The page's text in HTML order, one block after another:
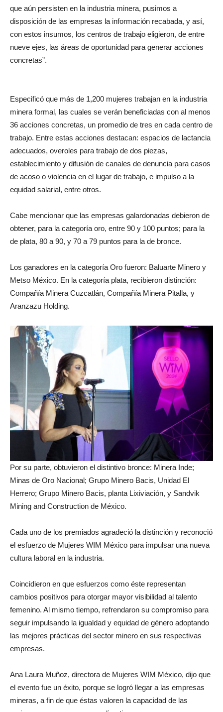
que aún persisten en la industria minera, pusimos a
disposición de las empresas la información recabada, y así,
con estos insumos, los centros de trabajo eligieron, de entre
nueve ejes, las áreas de oportunidad para generar acciones
concretas”.
Especificó que más de 1,200 mujeres trabajan en la industria
minera formal, las cuales se verán beneficiadas con al menos
36 acciones concretas, un promedio de tres en cada centro de
trabajo. Entre estas acciones destacan: espacios de lactancia
adecuados, overoles para trabajo de dos piezas,
establecimiento y difusión de canales de denuncia para casos
de acoso o violencia en el lugar de trabajo, e impulso a la
equidad salarial, entre otros.
Cabe mencionar que las empresas galardonadas debieron de
obtener, para la categoría oro, entre 90 y 100 puntos; para la
de plata, 80 a 90, y 70 a 79 puntos para la de bronce.
Los ganadores en la categoría Oro fueron: Baluarte Minero y
Metso México. En la categoría plata, recibieron distinción:
Compañía Minera Cuzcatlán, Compañía Minera Pitalla, y
Aranzazu Holding.
Por su parte, obtuvieron el distintivo bronce: Minera Inde;
Minas de Oro Nacional; Grupo Minero Bacis, Unidad El
Herrero; Grupo Minero Bacis, planta Lixiviación, y Sandvik
Mining and Construction de México.
Cada uno de los premiados agradeció la distinción y reconoció
el esfuerzo de Mujeres WIM México para impulsar una nueva
cultura laboral en la industria.
Coincidieron en que esfuerzos como éste representan
cambios positivos para otorgar mayor visibilidad al talento
femenino. Al mismo tiempo, refrendaron su compromiso para
seguir impulsando la igualdad y equidad de género adoptando
las mejores prácticas del sector minero en sus respectivas
empresas.
Ana Laura Muñoz, directora de Mujeres WIM México, dijo que
el evento fue un éxito, porque se logró llegar a las empresas
mineras, a fin de que éstas valoren la capacidad de las